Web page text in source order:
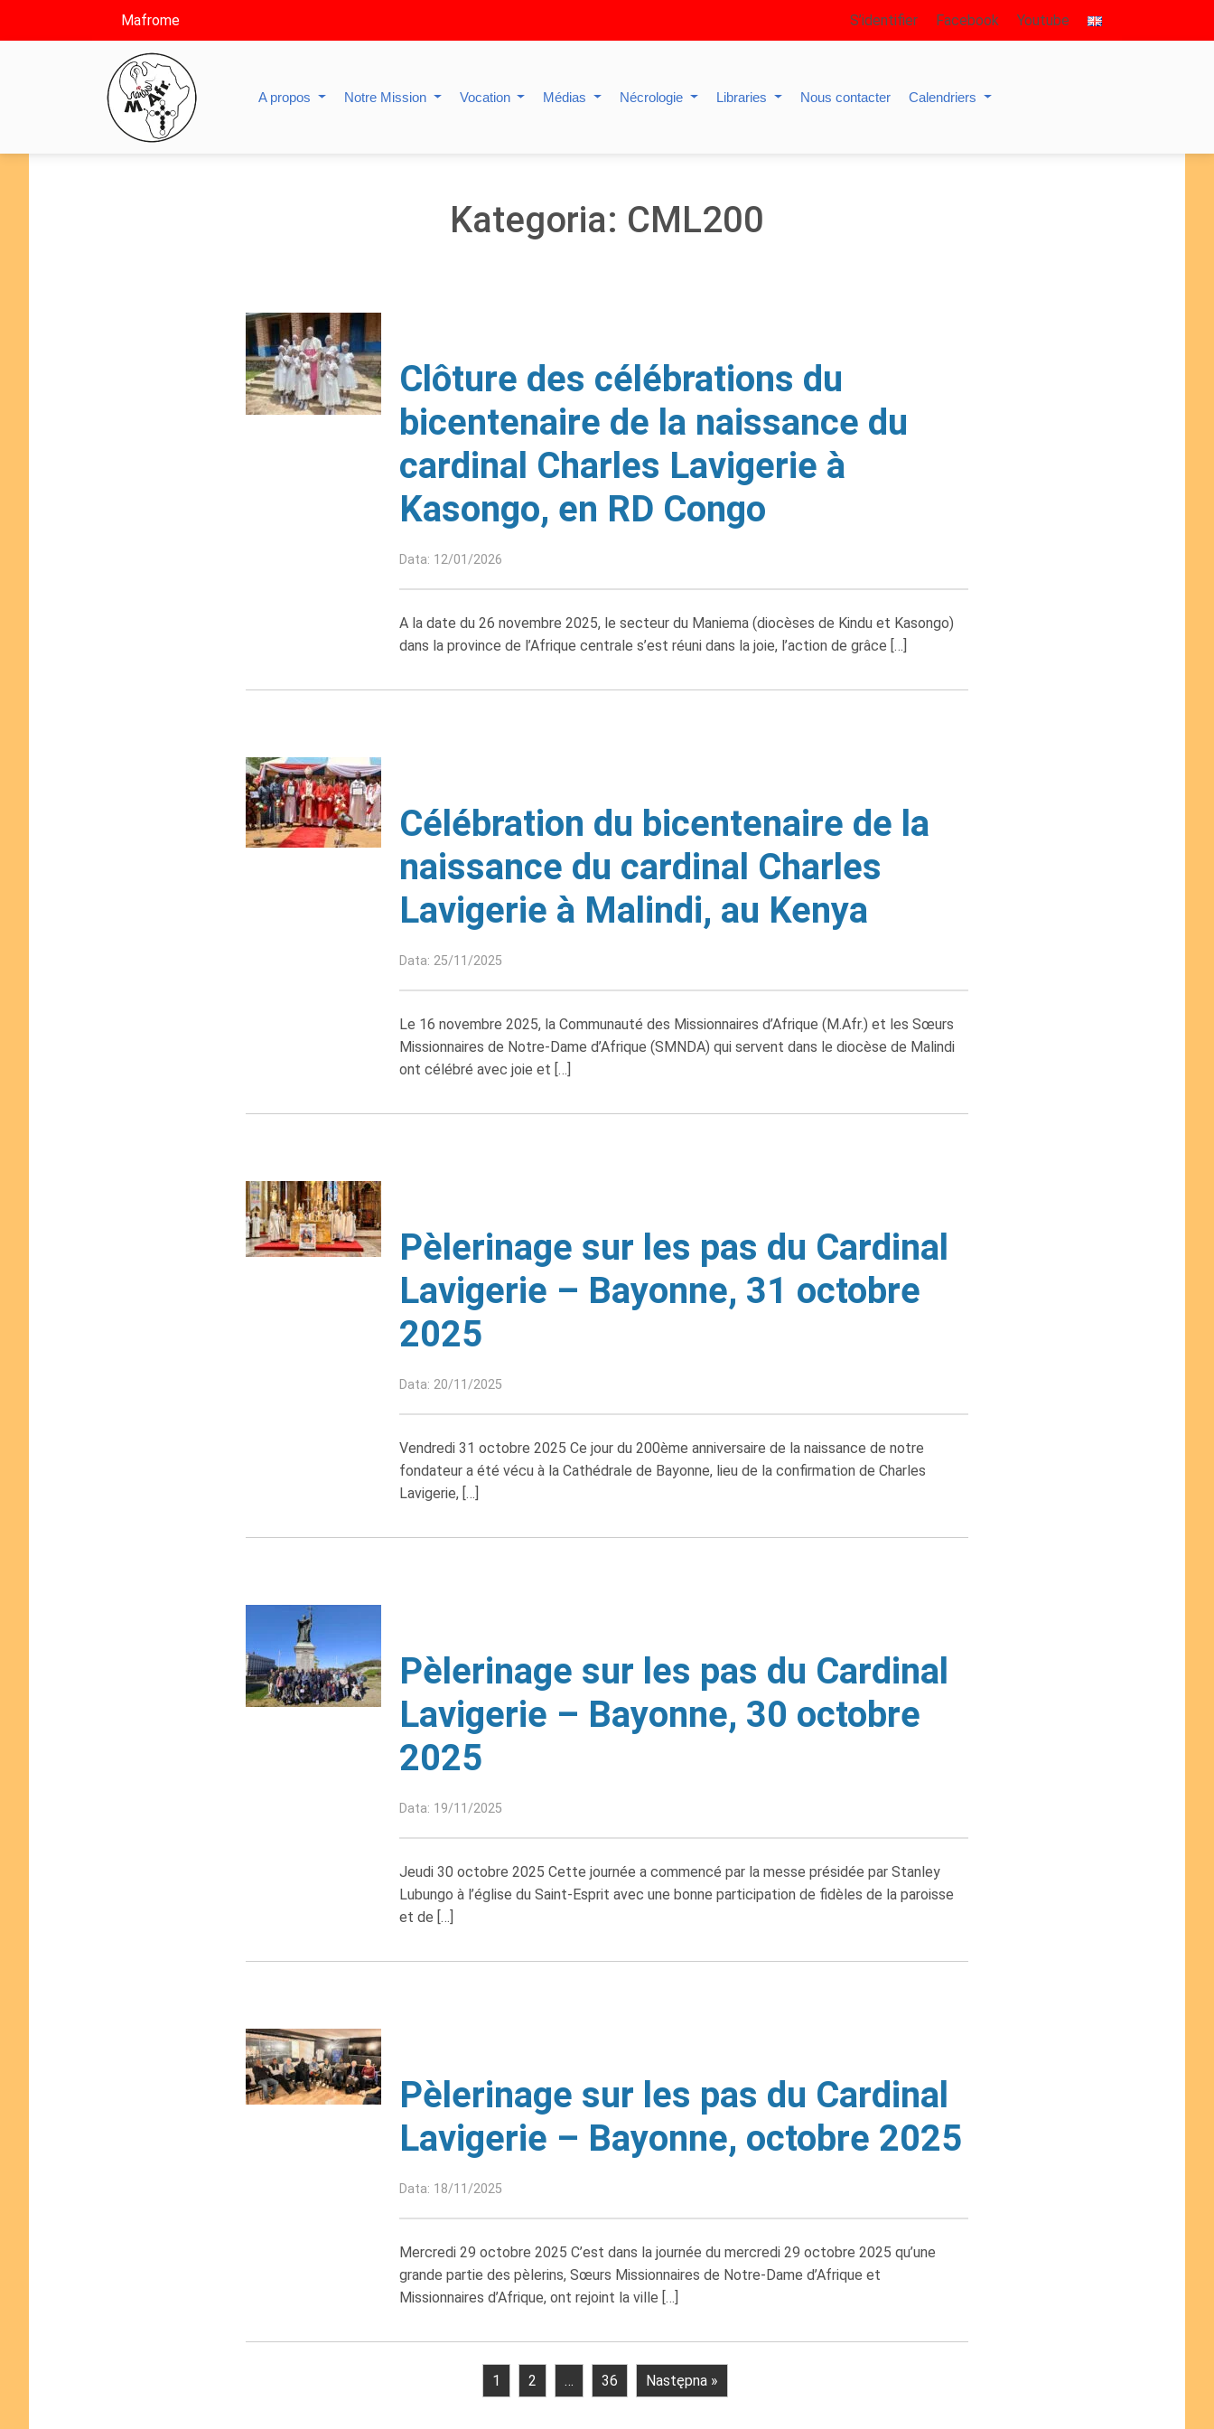
Mafrome S’identifier Facebook Youtube
A propos Notre Mission Vocation Médias Nécrologie Libraries Nous contacter Calendriers
Kategoria: CML200
Clôture des célébrations du
bicentenaire de la naissance du
cardinal Charles Lavigerie à
Kasongo, en RD Congo
Data: 12/01/2026
A la date du 26 novembre 2025, le secteur du Maniema (diocèses de Kindu et Kasongo)
dans la province de l’Afrique centrale s’est réuni dans la joie, l’action de grâce […]
Célébration du bicentenaire de la
naissance du cardinal Charles
Lavigerie à Malindi, au Kenya
Data: 25/11/2025
Le 16 novembre 2025, la Communauté des Missionnaires d’Afrique (M.Afr.) et les Sœurs
Missionnaires de Notre-Dame d’Afrique (SMNDA) qui servent dans le diocèse de Malindi
ont célébré avec joie et […]
Pèlerinage sur les pas du Cardinal
Lavigerie – Bayonne, 31 octobre
2025
Data: 20/11/2025
Vendredi 31 octobre 2025 Ce jour du 200ème anniversaire de la naissance de notre
fondateur a été vécu à la Cathédrale de Bayonne, lieu de la confirmation de Charles
Lavigerie, […]
Pèlerinage sur les pas du Cardinal
Lavigerie – Bayonne, 30 octobre
2025
Data: 19/11/2025
Jeudi 30 octobre 2025 Cette journée a commencé par la messe présidée par Stanley
Lubungo à l’église du Saint-Esprit avec une bonne participation de fidèles de la paroisse
et de […]
Pèlerinage sur les pas du Cardinal
Lavigerie – Bayonne, octobre 2025
Data: 18/11/2025
Mercredi 29 octobre 2025 C’est dans la journée du mercredi 29 octobre 2025 qu’une
grande partie des pèlerins, Sœurs Missionnaires de Notre-Dame d’Afrique et
Missionnaires d’Afrique, ont rejoint la ville […]
1 2 … 36 Następna »